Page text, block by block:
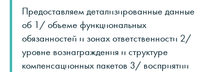
Предоставляем детализированные данные
об 1/ объеме функциональных
обязанностей и зонах ответственности 2/
уровне вознаграждения и структуре
компенсационных пакетов 3/ восприятии